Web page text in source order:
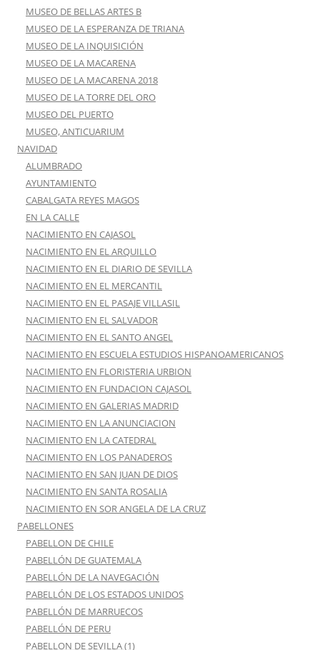
MUSEO DE BELLAS ARTES B
MUSEO DE LA ESPERANZA DE TRIANA
MUSEO DE LA INQUISICIÓN
MUSEO DE LA MACARENA
MUSEO DE LA MACARENA 2018
MUSEO DE LA TORRE DEL ORO
MUSEO DEL PUERTO
MUSEO, ANTICUARIUM
NAVIDAD
ALUMBRADO
AYUNTAMIENTO
CABALGATA REYES MAGOS
EN LA CALLE
NACIMIENTO EN CAJASOL
NACIMIENTO EN EL ARQUILLO
NACIMIENTO EN EL DIARIO DE SEVILLA
NACIMIENTO EN EL MERCANTIL
NACIMIENTO EN EL PASAJE VILLASIL
NACIMIENTO EN EL SALVADOR
NACIMIENTO EN EL SANTO ANGEL
NACIMIENTO EN ESCUELA ESTUDIOS HISPANOAMERICANOS
NACIMIENTO EN FLORISTERIA URBION
NACIMIENTO EN FUNDACION CAJASOL
NACIMIENTO EN GALERIAS MADRID
NACIMIENTO EN LA ANUNCIACION
NACIMIENTO EN LA CATEDRAL
NACIMIENTO EN LOS PANADEROS
NACIMIENTO EN SAN JUAN DE DIOS
NACIMIENTO EN SANTA ROSALIA
NACIMIENTO EN SOR ANGELA DE LA CRUZ
PABELLONES
PABELLON DE CHILE
PABELLÓN DE GUATEMALA
PABELLÓN DE LA NAVEGACIÓN
PABELLÓN DE LOS ESTADOS UNIDOS
PABELLÓN DE MARRUECOS
PABELLÓN DE PERU
PABELLON DE SEVILLA (1)